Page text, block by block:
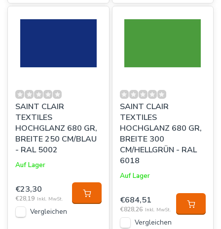
SAINT CLAIR
TEXTILES
HOCHGLANZ 680 GR,
BREITE 250 CM/BLAU
- RAL 5002
Auf Lager
€23,30
€28,19 Inkl. MwSt.
Vergleichen
SAINT CLAIR
TEXTILES
HOCHGLANZ 680 GR,
BREITE 300
CM/HELLGRÜN - RAL
6018
Auf Lager
€684,51
€828,26 Inkl. MwSt.
Vergleichen